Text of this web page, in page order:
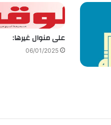
على منوال غيرها:
06/01/2025